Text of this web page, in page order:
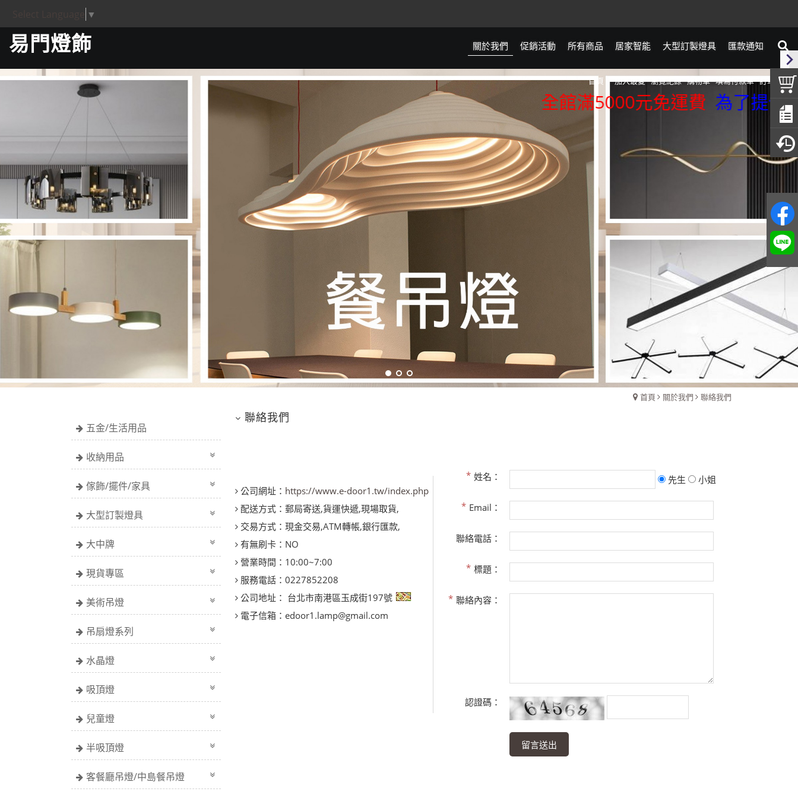
▼
易門燈飾 關於我們 促銷活動 所有商品 居家智能 大型訂製燈具 匯款通知
首頁 加入最愛 瀏覽紀錄 購物車 填寫付款單 訂單查詢
全館滿5000元免運費 為了提供更精
首頁 關於我們 聯絡我們
五金/生活用品
收納用品
傢飾/擺件/家具
大型訂製燈具
大中牌
現貨專區
美術吊燈
吊扇燈系列
水晶燈
吸頂燈
兒童燈
半吸頂燈
客餐廳吊燈/中島餐吊燈
聯絡我們
公司網址： https://www.e-door1.tw/index.php
配送方式： 郵局寄送,貨運快遞,現場取貨,
交易方式： 現金交易,ATM轉帳,銀行匯款,
有無刷卡： NO
營業時間： 10:00~7:00
服務電話： 0227852208
公司地址： 台北市南港區玉成街197號
電子信箱： edoor1.lamp@gmail.com
姓名： 先生 小姐
Email：
聯絡電話：
標題：
聯絡內容：
認證碼：